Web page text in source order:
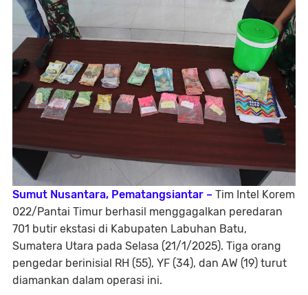
Sumut Nusantara, Pematangsiantar – Tim Intel Korem
022/Pantai Timur berhasil menggagalkan peredaran
701 butir ekstasi di Kabupaten Labuhan Batu,
Sumatera Utara pada Selasa (21/1/2025). Tiga orang
pengedar berinisial RH (55), YF (34), dan AW (19) turut
diamankan dalam operasi ini.